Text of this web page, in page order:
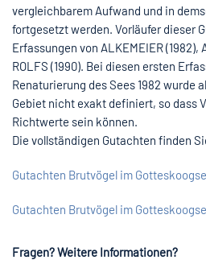
vergleichbarem Aufwand und in
fortgesetzt werden. Vorläufer dieser
Erfassungen von ALKEMEIER (1982),
ROLFS (1990). Bei diesen ersten
Renaturierung des Sees 1982 wurde
Gebiet nicht exakt definiert, so dass
Richtwerte sein können.
Die vollständigen Gutachten finden
Gutachten Brutvögel im
Gutachten Brutvögel im
Fragen? Weitere Informationen?